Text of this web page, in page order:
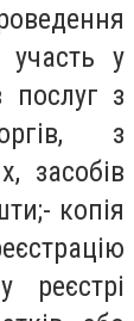
участь у
послуг з
з
засобів
копія
реєстрі